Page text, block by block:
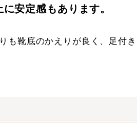
安定感もあります。
も靴底のかえりが良く、足付き